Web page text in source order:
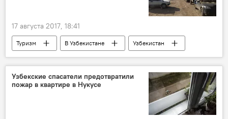
Сборная Узбекистана в отборочных матчах чемпионата мира 2018 года
17 августа 2017, 18:41
Туризм В Узбекистане
Узбекистан
Бухара
Спецпроект Sputnik Узбекистан: Нешелковый путь из Москвы в Бухару
Узбекские спасатели предотвратили
пожар в квартире в Нукусе